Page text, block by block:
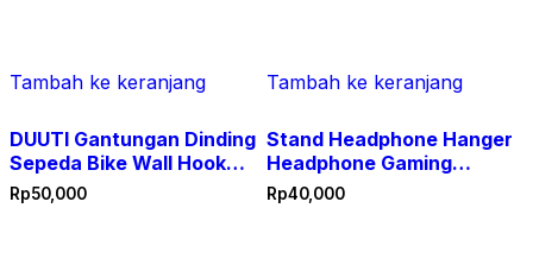
Tambah ke keranjang
DUUTI Gantungan Dinding
Sepeda Bike Wall Hook
Hanger B-1R – Rak
Gantungan Sepeda di
Rp50,000
Tambah ke keranjang
Stand Headphone Hanger
Headphone Gaming
Universal Gaming Studio
Headphone Stand Hanger
Rp40,000